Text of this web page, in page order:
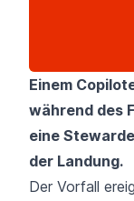
Einem
während des
eine
der Landung.
Der Vorfall